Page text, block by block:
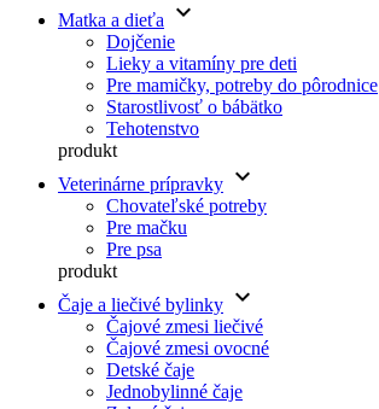
Matka a dieťa
keyboard_arrow_down
Dojčenie
Lieky a vitamíny pre deti
Pre mamičky, potreby do pôrodnice
Starostlivosť o bábätko
Tehotenstvo
produkt
Veterinárne prípravky keyboard_arrow_down
Chovateľské potreby
Pre mačku
Pre psa
produkt
Čaje a liečivé bylinky keyboard_arrow_down
Čajové zmesi liečivé
Čajové zmesi ovocné
Detské čaje
Jednobylinné čaje